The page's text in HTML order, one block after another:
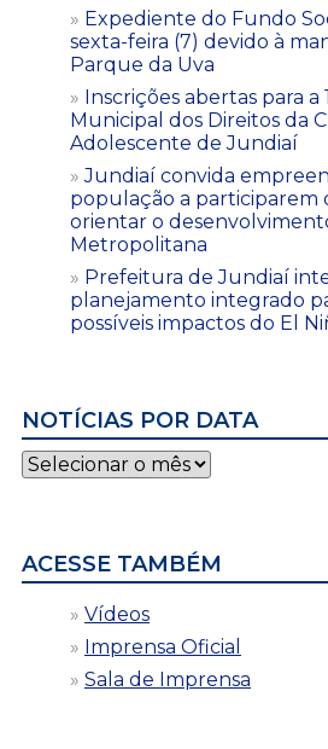
Expediente do Fundo
sexta-feira (7) devido à
Parque da Uva
Inscrições abertas para a
Municipal dos Direitos da
Adolescente de Jundiaí
Jundiaí convida
população a participarem
orientar o
Metropolitana
Prefeitura de Jundiaí
planejamento integrado
possíveis impactos do El
NOTÍCIAS POR DATA
Notícias
por
ACESSE TAMBÉM
Vídeos
Imprensa Oficial
Sala de Imprensa